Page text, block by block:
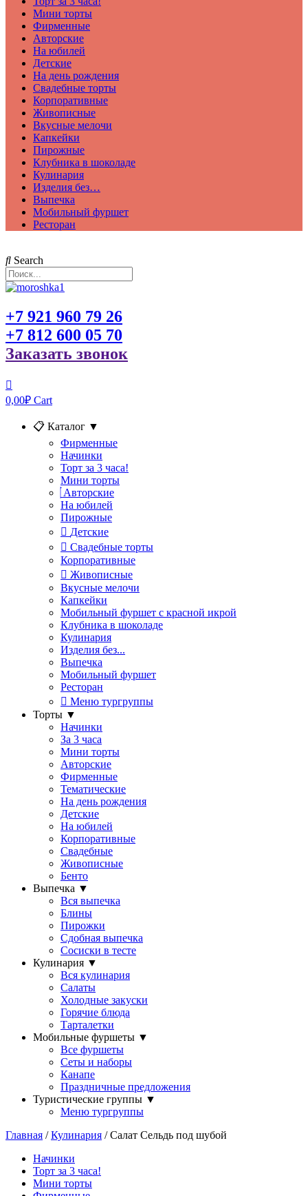
Мини торты
Фирменные
Авторские
На юбилей
Детские
На день рождения
Свадебные торты
Корпоративные
Живописные
Вкусные мелочи
Капкейки
Пирожные
Клубника в шоколаде
Кулинария
Изделия без…
Выпечка
Мобильный фуршет
Ресторан
Search
+7 921 960 79 26
+7 812 600 05 70
Заказать звонок
0,00₽ Cart
📋 Каталог ▼
Фирменные
Начинки
Торт за 3 часа!
Мини торты
Авторские
На юбилей
Пирожные
Детские
Свадебные торты
Корпоративные
Живописные
Вкусные мелочи
Капкейки
Мобильный фуршет с красной икрой
Клубника в шоколаде
Кулинария
Изделия без...
Выпечка
Мобильный фуршет
Ресторан
Меню тургруппы
Торты ▼
Начинки
За 3 часа
Мини торты
Авторские
Фирменные
Тематические
На день рождения
Детские
На юбилей
Корпоративные
Свадебные
Живописные
Бенто
Выпечка ▼
Вся выпечка
Блины
Пирожки
Сдобная выпечка
Сосиски в тесте
Кулинария ▼
Вся кулинария
Салаты
Холодные закуски
Горячие блюда
Тарталетки
Мобильные фуршеты ▼
Все фуршеты
Сеты и наборы
Канапе
Праздничные предложения
Туристические группы ▼
Меню тургруппы
Главная /Кулинария / Салат Сельдь под шубой
Начинки
Торт за 3 часа!
Мини торты